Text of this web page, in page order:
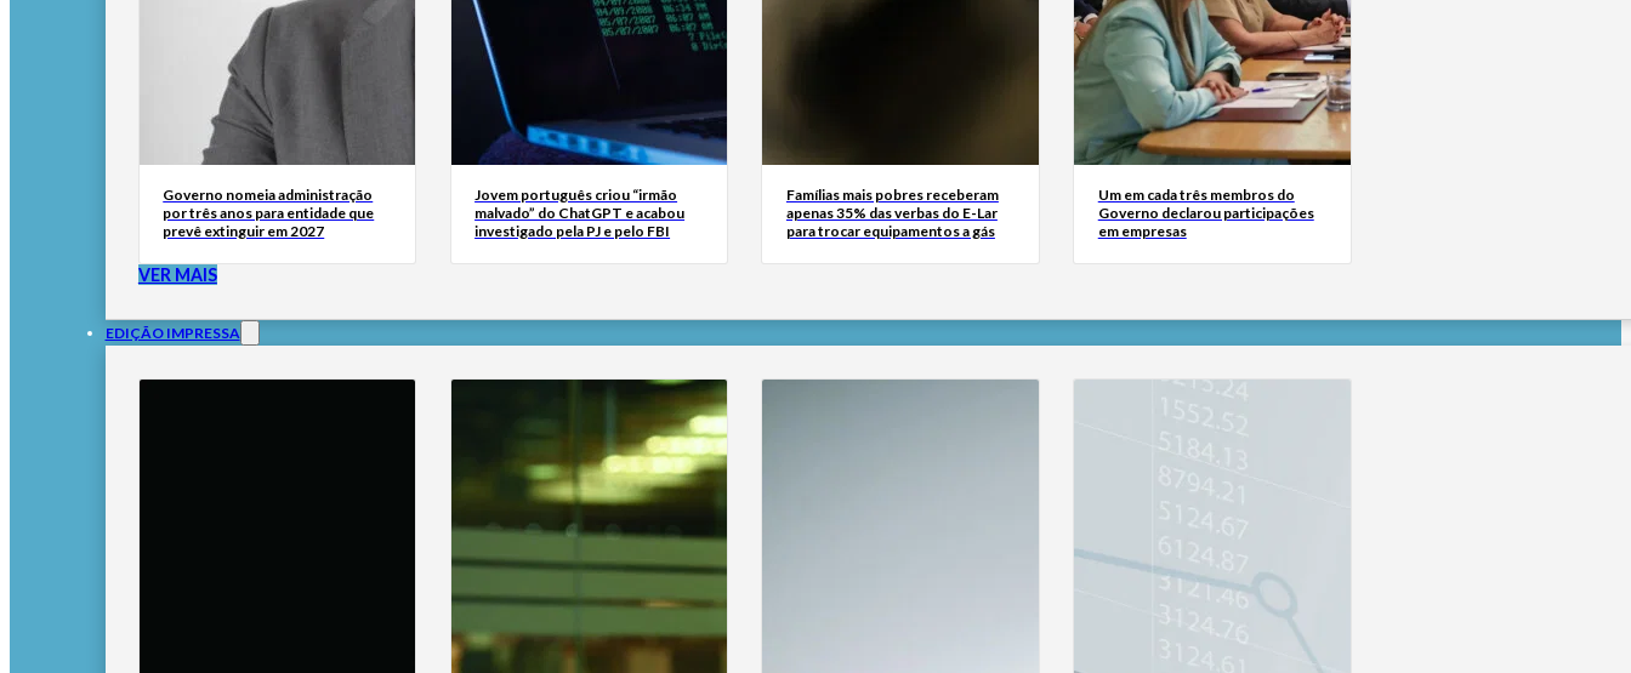
Governo nomeia administração
por três anos para entidade que
prevê extinguir em 2027
Jovem português criou “irmão
malvado” do ChatGPT e acabou
investigado pela PJ e pelo FBI
Famílias mais pobres receberam
apenas 35% das verbas do E-Lar
para trocar equipamentos a gás
Um em cada três membros do
Governo declarou participações
em empresas
VER MAIS
EDIÇÃO IMPRESSA